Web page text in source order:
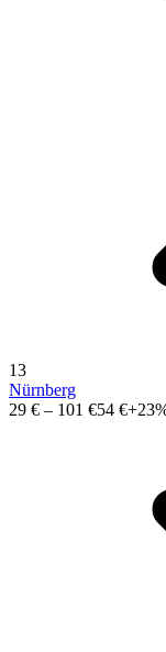
13
Nürnberg
29 € – 101 €54 €